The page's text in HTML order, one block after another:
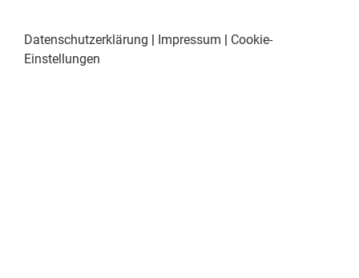
Datenschutzerklärung | Impressum | Cookie-
Einstellungen